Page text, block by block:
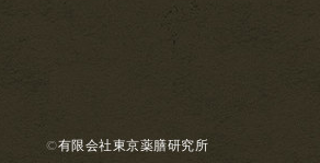
©有限会社東京薬膳研究所